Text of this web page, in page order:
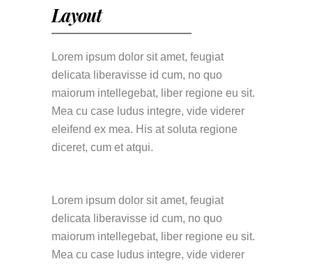
Layout
Lorem ipsum dolor sit amet, feugiat
delicata liberavisse id cum, no quo
maiorum intellegebat, liber regione eu sit.
Mea cu case ludus integre, vide viderer
eleifend ex mea. His at soluta regione
diceret, cum et atqui.
Lorem ipsum dolor sit amet, feugiat
delicata liberavisse id cum, no quo
maiorum intellegebat, liber regione eu sit.
Mea cu case ludus integre, vide viderer